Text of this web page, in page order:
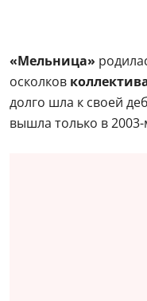
«Мельница»
осколков
долго шла к своей
вышла только в